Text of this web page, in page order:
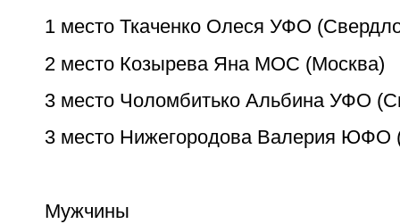
1 место Ткаченко Олеся УФО
2 место Козырева Яна МОС (Москва)
3 место Чоломбитько Альбина УФО
3 место Нижегородова Валерия ЮФО
Мужчины